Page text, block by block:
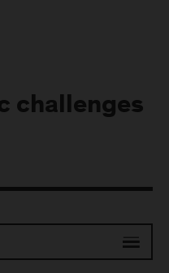
challenges